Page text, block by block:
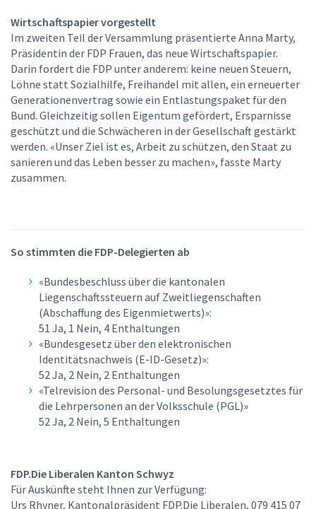
Wirtschaftspapier vorgestellt
Im zweiten Teil der Versammlung präsentierte Anna Marty,
Präsidentin der FDP Frauen, das neue Wirtschaftspapier.
Darin fordert die FDP unter anderem: keine neuen Steuern,
Löhne statt Sozialhilfe, Freihandel mit allen, ein erneuerter
Generationenvertrag sowie ein Entlastungspaket für den
Bund. Gleichzeitig sollen Eigentum gefördert, Ersparnisse
geschützt und die Schwächeren in der Gesellschaft gestärkt
werden. «Unser Ziel ist es, Arbeit zu schützen, den Staat zu
sanieren und das Leben besser zu machen», fasste Marty
zusammen.
So stimmten die FDP-Delegierten ab
«Bundesbeschluss über die kantonalen
Liegenschaftssteuern auf Zweitliegenschaften
(Abschaffung des Eigenmietwerts)»:
51 Ja, 1 Nein, 4 Enthaltungen
«Bundesgesetz über den elektronischen
Identitätsnachweis (E-ID-Gesetz)»:
52 Ja, 2 Nein, 2 Enthaltungen
«Telrevision des Personal- und Besolungsgesetztes für
die Lehrpersonen an der Volksschule (PGL)»
52 Ja, 2 Nein, 5 Enthaltungen
FDP.Die Liberalen Kanton Schwyz
Für Auskünfte steht Ihnen zur Verfügung:
Urs Rhyner, Kantonalpräsident FDP.Die Liberalen, 079 415 07